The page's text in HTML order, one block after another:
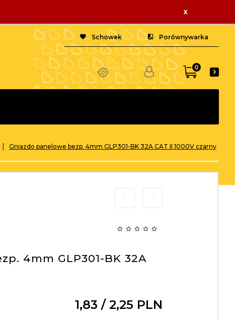
x
Schowek Porównywarka
0
Gniazdo panelowe bezp. 4mm GLP301-BK 32A CAT II 1000V czarny
4mm GLP301-BK 32A
1,83 / 2,25 PLN